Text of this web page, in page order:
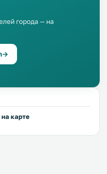
города — на
→
карте